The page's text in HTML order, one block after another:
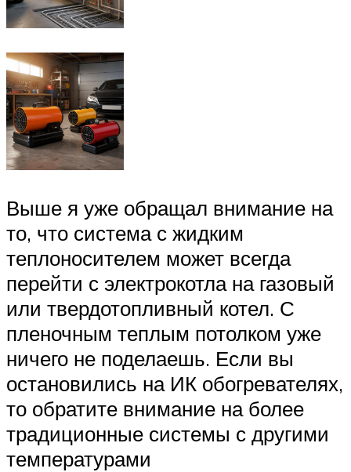
Выше я уже обращал внимание на
то, что система с жидким
теплоносителем может всегда
перейти с электрокотла на газовый
или твердотопливный котел. С
пленочным теплым потолком уже
ничего не поделаешь. Если вы
остановились на ИК обогревателях,
то обратите внимание на более
традиционные системы с другими
температурами